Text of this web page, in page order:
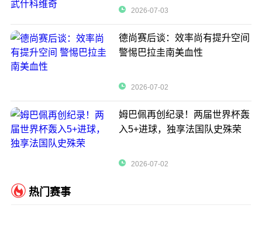
2026-07-03
德尚赛后谈：效率尚有提升空间
警惕巴拉圭南美血性
2026-07-02
姆巴佩再创纪录！两届世界杯轰
入5+进球，独享法国队史殊荣
2026-07-02
热门赛事